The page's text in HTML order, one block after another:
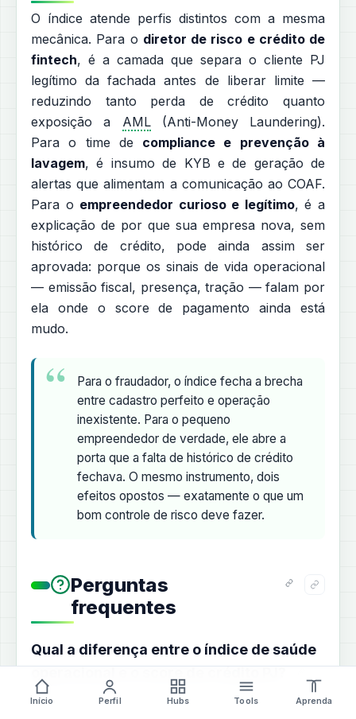
O índice atende perfis distintos com a mesma
mecânica. Para o diretor de risco e crédito de
fintech, é a camada que separa o cliente PJ
legítimo da fachada antes de liberar limite —
reduzindo tanto perda de crédito quanto
exposição a AML(Anti-Money Laundering).
Para o time de compliance e prevenção à
lavagem, é insumo de KYB e de geração de
alertas que alimentam a comunicação ao COAF.
Para o empreendedor curioso e legítimo, é a
explicação de por que sua empresa nova, sem
histórico de crédito, pode ainda assim ser
aprovada: porque os sinais de vida operacional
— emissão fiscal, presença, tração — falam por
ela onde o score de pagamento ainda está
mudo.
Para o fraudador, o índice fecha a brecha
entre cadastro perfeito e operação
inexistente. Para o pequeno
empreendedor de verdade, ele abre a
porta que a falta de histórico de crédito
fechava. O mesmo instrumento, dois
efeitos opostos — exatamente o que um
bom controle de risco deve fazer.
Perguntas
frequentes
Qual a diferença entre o índice de saúde
Início Perfil Hubs Tools Aprenda